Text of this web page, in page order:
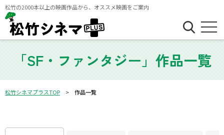
松竹の2000本以上の映画作品から、オススメ映画をご案内
「SF・ファンタジー」作品一覧
松竹シネマプラスTOP 作品一覧